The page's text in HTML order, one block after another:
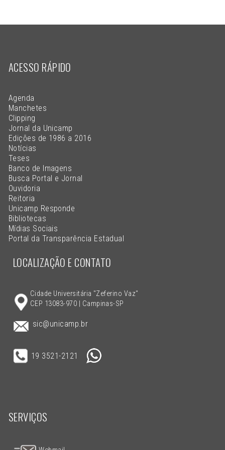
ACESSO RÁPIDO
Agenda
Manchetes
Clipping
Jornal da Unicamp
Edições de 1986 a 2016
Notícias
Teses
Banco de Imagens
Busca Portal e Jornal
Ouvidoria
Reitoria
Unicamp Responde
Bibliotecas
Mídias Sociais
Portal da Transparência Estadual
LOCALIZAÇÃO E CONTATO
Cidade Universitária "Zeferino Vaz"
CEP 13083-970 | Campinas-SP
sic@unicamp.br
19 3521-2121
SERVIÇOS